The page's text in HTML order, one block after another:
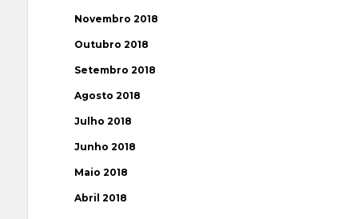
Novembro 2018
Outubro 2018
Setembro 2018
Agosto 2018
Julho 2018
Junho 2018
Maio 2018
Abril 2018